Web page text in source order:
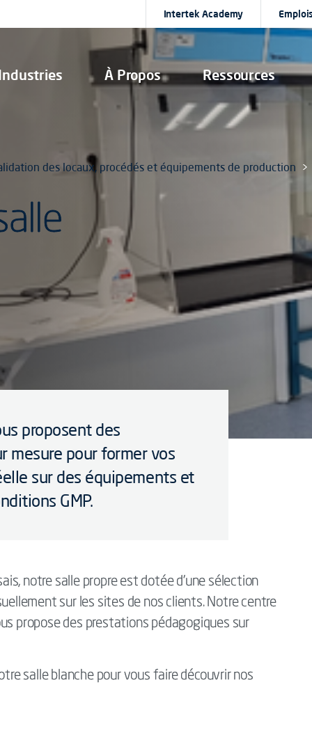
À Propos Ressources
Intertek Academy
des locaux, procédés et équipements de production
proposent des
mesure pour former vos
sur des équipements et
GMP.
notre salle propre est dotée d’une sélection
sur les sites de nos clients. Notre centre
propose des prestations pédagogiques sur
salle blanche pour vous faire découvrir nos